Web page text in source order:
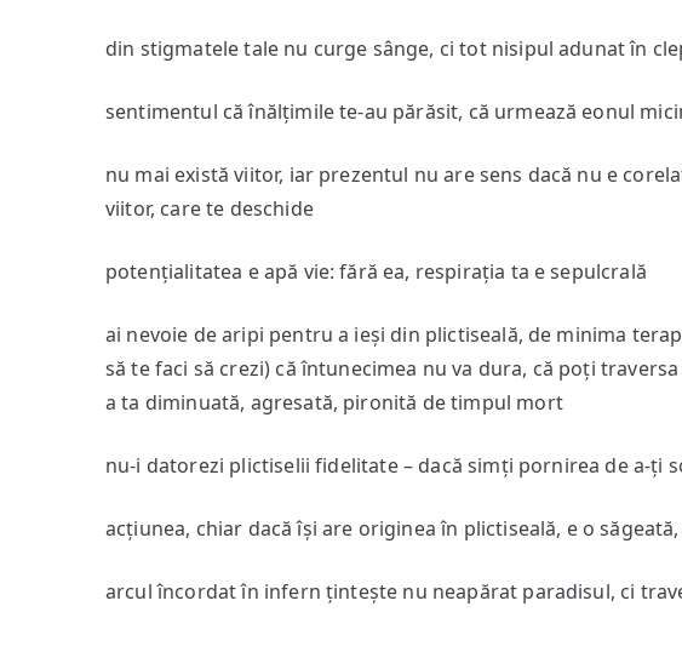
din stigmatele tale nu curge sânge, ci tot nisipul adunat în
sentimentul că înălțimile te-au părăsit, că urmează eonul
nu mai există viitor, iar prezentul nu are sens dacă nu e
viitor, care te deschide
potențialitatea e apă vie: fără ea, respirația ta e sepulcrală
ai nevoie de aripi pentru a ieși din plictiseală, de minima
să te faci să crezi) că întunecimea nu va dura, că poți
a ta diminuată, agresată, pironită de timpul mort
nu-i datorezi plictiselii fidelitate ­– dacă simți pornirea de a-ți
acțiunea, chiar dacă își are originea în plictiseală, e o
arcul încordat în infern țintește nu neapărat paradisul, ci